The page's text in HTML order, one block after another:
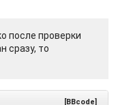
после проверки
сразу, то
[BBcode]